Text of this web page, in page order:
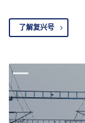
了解复兴号